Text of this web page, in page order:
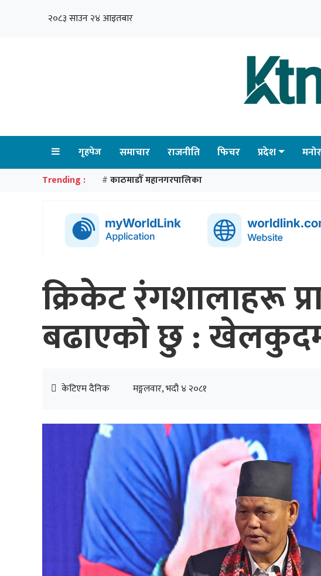
२०८३ साउन २४ आइतबार
गृहपेज समाचार राजनीति फिचर प्रदेश
Trending : # काठमाडौँ महानगरपालिका
क्रिकेट रंगशालाहरू
बढाएको छु :
केटिएम दैनिक मङ्गलवार, भदौ ४ २०८१